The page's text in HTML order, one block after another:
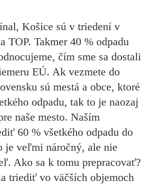
Košice sú v triedení v
TOP. Takmer 40 % odpadu
čím sme sa dostali
EÚ. Ak vezmete do
sú mestá a obce, ktoré
odpadu, tak to je naozaj
naše mesto. Naším
60 % všetkého odpadu do
je veľmi náročný, ale nie
Ako sa k tomu prepracovať?
triediť vo väčších objemoch